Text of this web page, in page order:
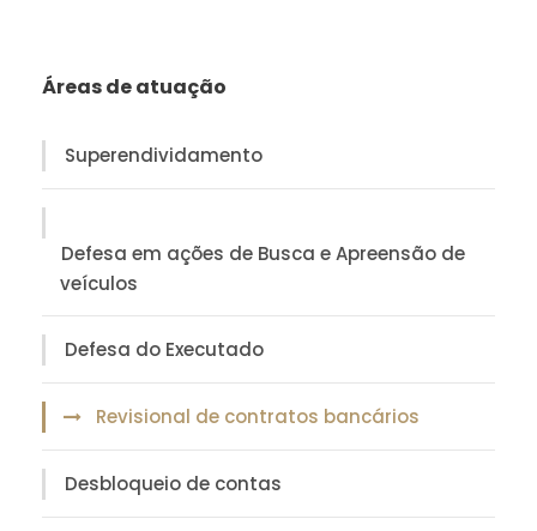
Áreas de atuação
Superendividamento
Defesa em ações de Busca e Apreensão de
veículos
Defesa do Executado
Revisional de contratos bancários
Desbloqueio de contas